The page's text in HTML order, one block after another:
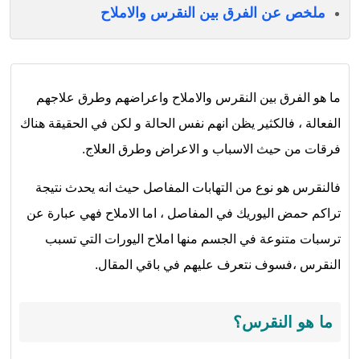
ملخص عن الفرق بين النقرس والاملاح
ما هو الفرق بين النقرس والاملاح واعراضهم وطرق علاجهم
الفعالة ، فالكثير يظن انهم نفس الحالة و لكن في الحقيقة هناك
فرقات من حيث الاسباب و الاعراض وطرق العلاج.
فالنقرس هو نوع من التهابات المفاصل حيث انه يحدث نتيجة
تراكم حمض اليوريك في المفاصل ، اما الاملاح فهي عبارة عن
ترسبات متنوعة في الجسم منها املاح اليورات التي تسبب
النقرس ،فسوف نتعرف عليهم في باقي المقال.
ما هو النقرس؟